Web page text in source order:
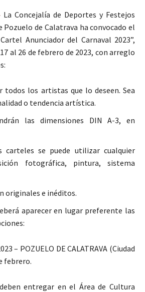
La Concejalía de Deportes y Festejos
de Calatrava ha convocado el
Anunciador del Carnaval 2023”,
al 26 de febrero de 2023, con arreglo
todos los artistas que lo deseen. Sea
o tendencia artística.
las dimensiones DIN A-3, en
carteles se puede utilizar cualquier
fotográfica, pintura, sistema
originales e inéditos.
aparecer en lugar preferente las
POZUELO DE CALATRAVA (Ciudad
febrero.
entregar en el Área de Cultura